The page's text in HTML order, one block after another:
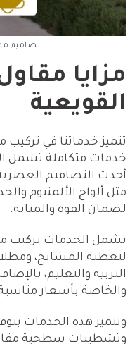
تصاميم
مزايا
القويعية
تتميز خدماتنا في
خدمات متكاملة تشمل
أحدث التصاميم
مثل ألواح الألمنيوم
لضمان القوة والمتانة.
تشمل الخدمات تركيب
لتغطية المسابح،
التربية والتعليم،
والخاصة بأسعار مناسبة
وتتميز هذه الخدمات
وتشطيبات سطحية